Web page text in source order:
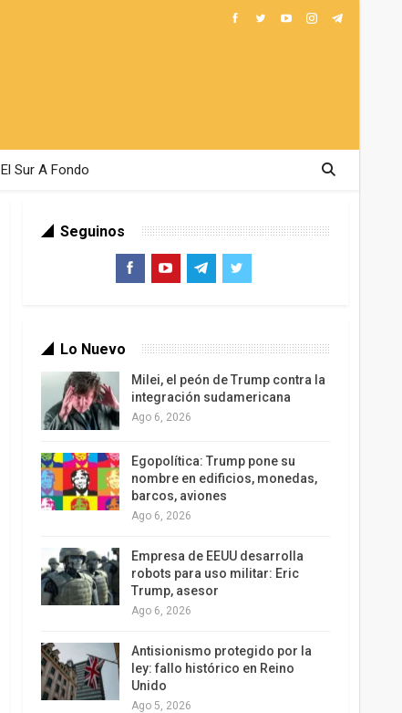
El Sur A Fondo
Seguinos
Lo Nuevo
Milei, el peón de Trump contra la
integración sudamericana
Ago 6, 2026
Egopolítica: Trump pone su
nombre en edificios, monedas,
barcos, aviones
Ago 6, 2026
Empresa de EEUU desarrolla
robots para uso militar: Eric
Trump, asesor
Ago 6, 2026
Antisionismo protegido por la
ley: fallo histórico en Reino
Unido
Ago 5, 2026